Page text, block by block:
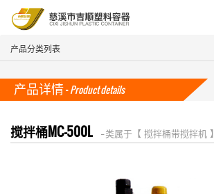
产品分类列表
产品详情 -Product details
搅拌桶MC-500L -- 类属于【 搅拌桶带搅拌机 】